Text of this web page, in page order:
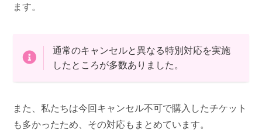
ます。
通常のキャンセルと異なる特別対応を実施
したところが多数ありました。
また、私たちは今回キャンセル不可で購入したチケット
も多かったため、その対応もまとめています。